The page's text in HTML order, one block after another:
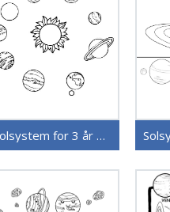
Solsystem for 3 år gamle Barn